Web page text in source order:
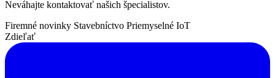
Neváhajte kontaktovať našich špecialistov.
Firemné novinky Stavebníctvo Priemyselné IoT
Zdieľať